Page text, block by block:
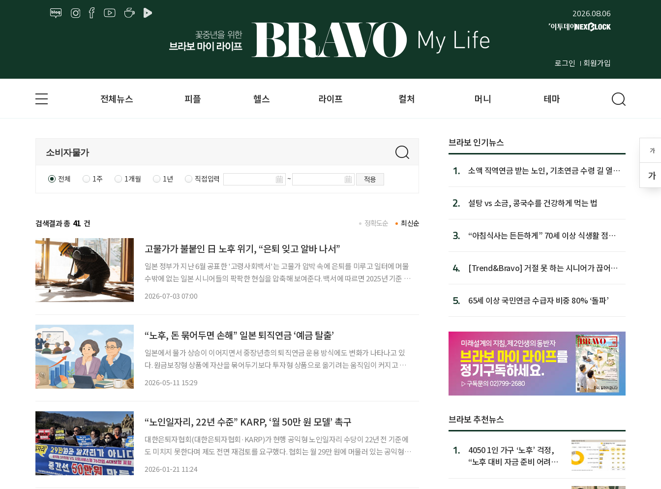
2026.08.06
로그인 회원가입
가
가
전체뉴스 피플 헬스 라이프 컬처 머니 테마
전체 1주 1개월 1년 직접입력 ~ 적용
검색결과 총 41 건 최신순
정확도순
고물가가 불붙인 日 노후 위기, “은퇴 잊고 알바 나서”
일본 정부가 지난 6월 공표한 '고령사회백서'는 고물가 압박 속에 은퇴를 미루고 일터에 머물
수밖에 없는 일본 시니어들의 팍팍한 현실을 압축해 보여준다. 백서에 따르면 2025년 기준 일
2026-07-03 07:00
“노후, 돈 묶어두면 손해” 일본 퇴직연금 ‘예금 탈출’
일본에서 물가 상승이 이어지면서 중장년층의 퇴직연금 운용 방식에도 변화가 나타나고 있
다. 원금보장형 상품에 자산을 묶어두기보다 투자형 상품으로 옮기려는 움직임이 커지고 있
2026-05-11 15:29
“노인일자리, 22년 수준” KARP, ‘월 50만 원 모델’ 촉구
대한은퇴자협회(대한은퇴자협회·KARP)가 현행 공익형 노인일자리 수당이 22년 전 기준에
도 미치지 못한다며 제도 전면 재검토를 요구했다. 협회는 월 29만 원에 머물러 있는 공익형
2026-01-21 11:24
브라보 인기뉴스
1.
소액 직역연금 받는 노인, 기초연금 수령 길 열린
2. 설탕 vs 소금, 콩국수를 건강하게 먹는 법
3.
“아침식사는 든든하게” 70세 이상 식생활 점수
4.
[Trend&Bravo] 거절 못 하는 시니어가 끊어야
5. 65세 이상 국민연금 수급자 비중 80% ‘돌파’
브라보 추천뉴스
1.
4050 1인 가구 ‘노후’ 걱정,
“노후 대비 자금 준비 어려